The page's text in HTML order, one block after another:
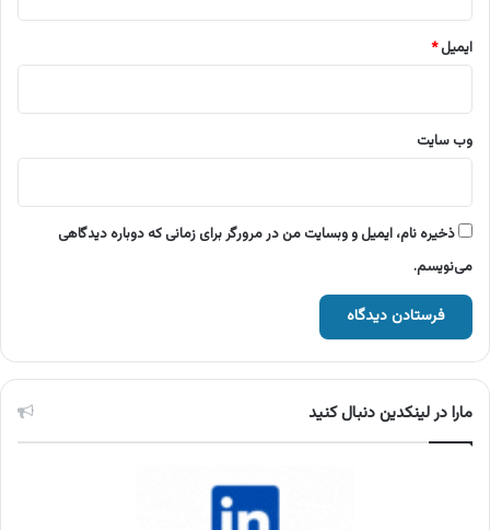
ایمیل*
وب‌ سایت
ذخیره نام، ایمیل و وبسایت من در مرورگر برای زمانی که دوباره دیدگاهی
می‌نویسم.
مارا در لینکدین دنبال کنید